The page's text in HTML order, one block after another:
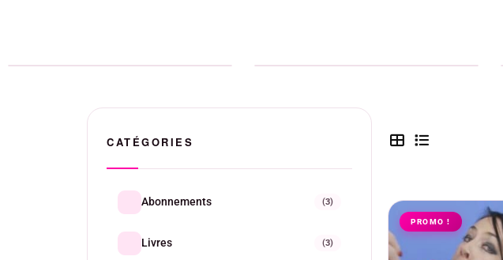
CATÉGORIES
Abonnements (3)
Livres (3)
PROMO !